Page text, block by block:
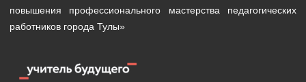
повышения профессионального мастерства педагогических
работников города Тулы»